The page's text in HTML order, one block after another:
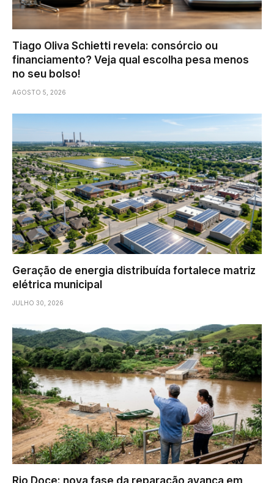
Tiago Oliva Schietti revela: consórcio ou
financiamento? Veja qual escolha pesa menos
no seu bolso!
AGOSTO 5, 2026
Geração de energia distribuída fortalece matriz
elétrica municipal
JULHO 30, 2026